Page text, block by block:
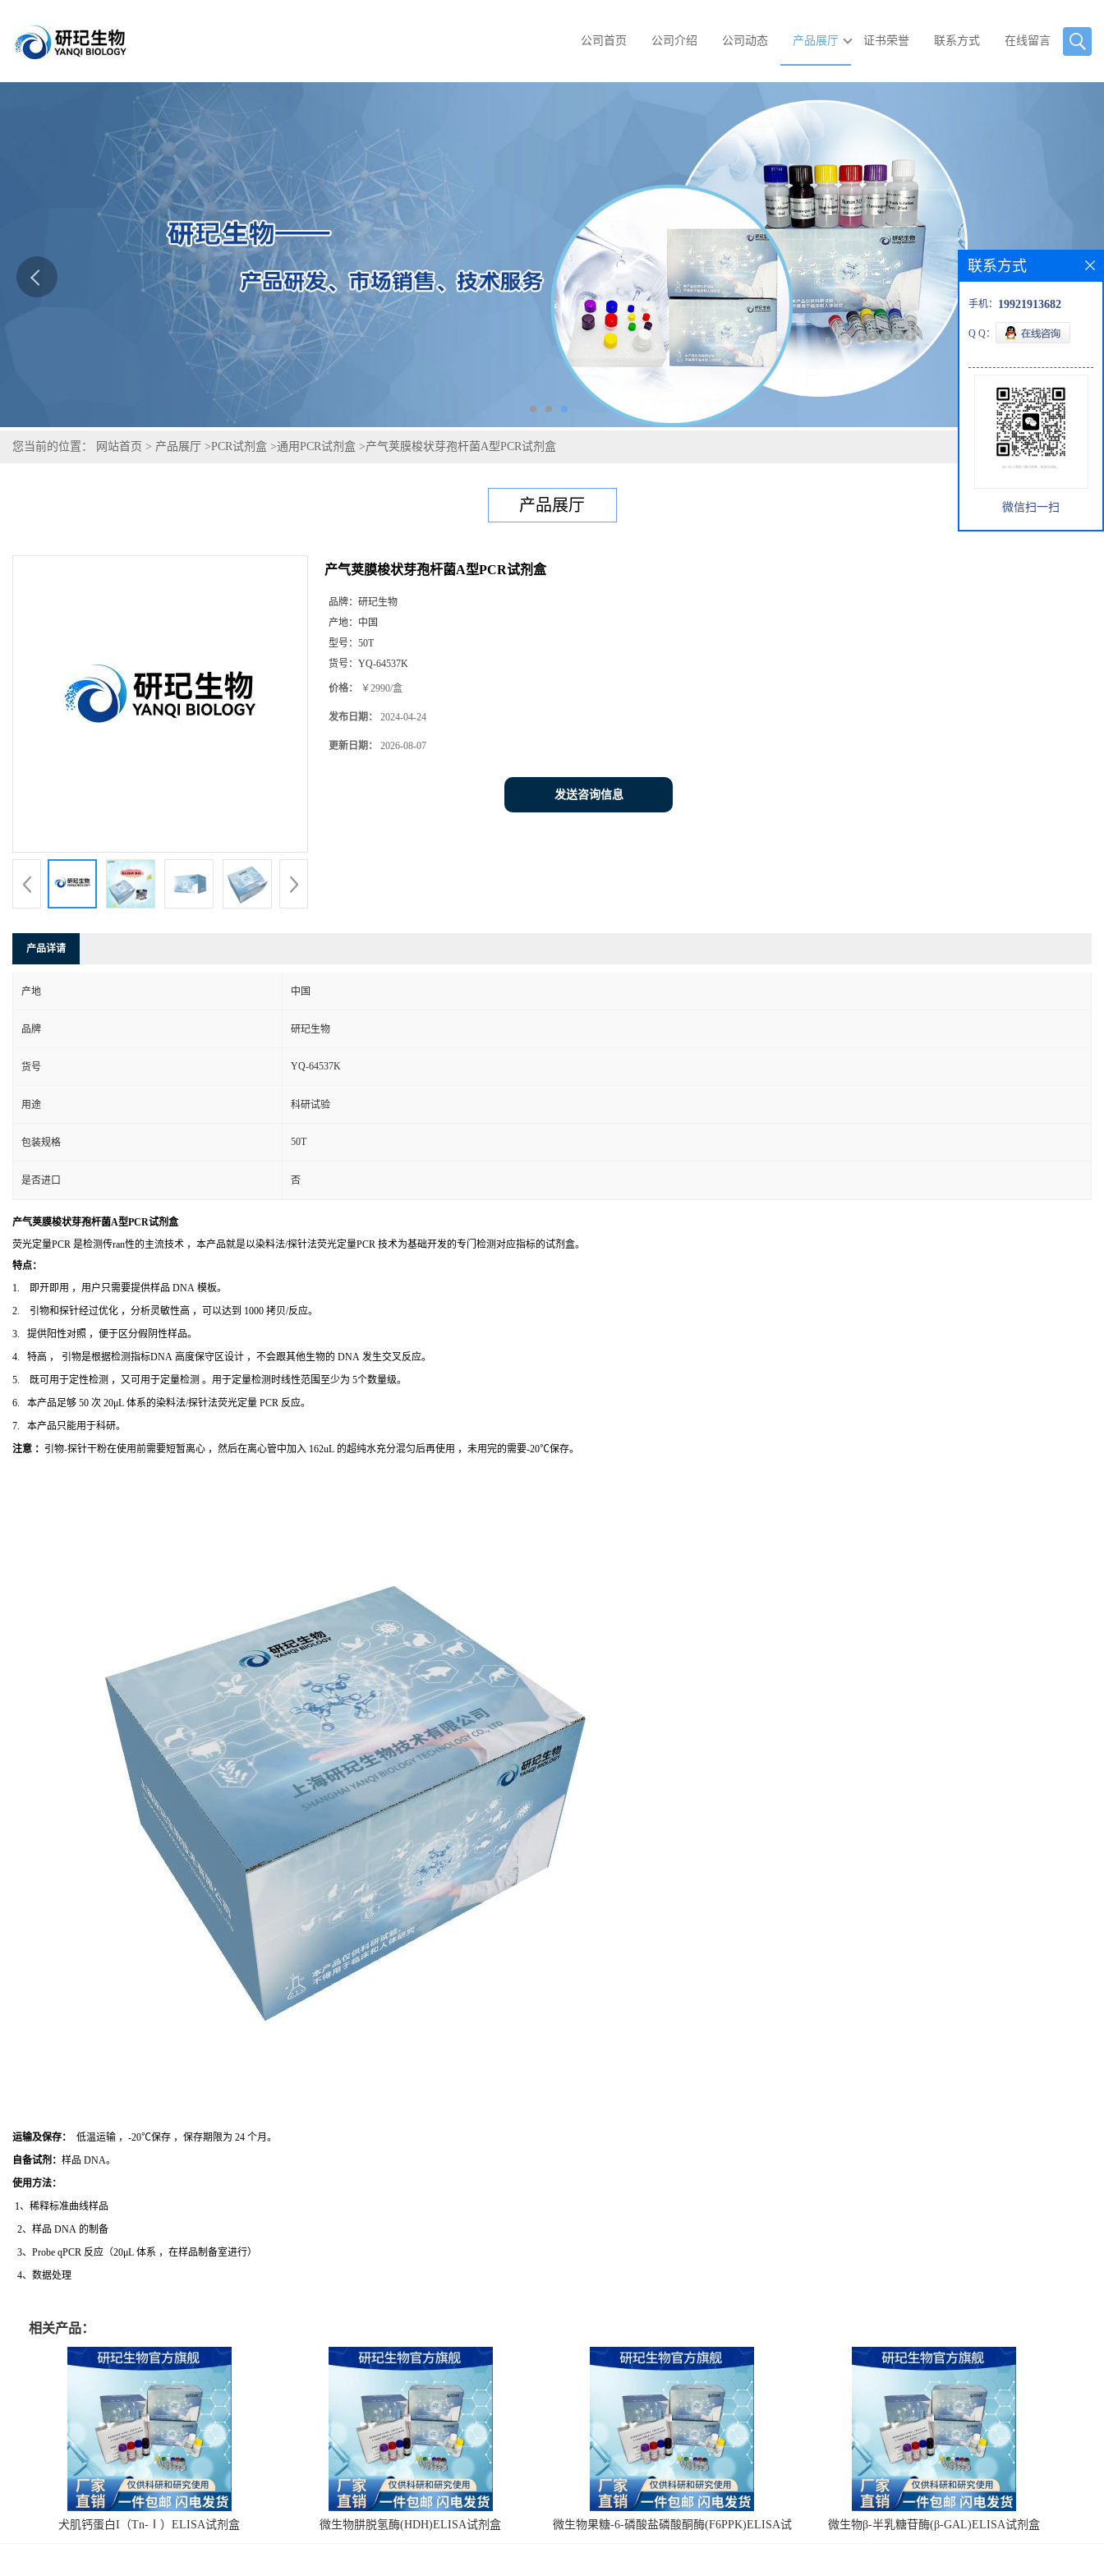
公司首页 公司介绍 公司动态 产品展厅 证书荣誉 联系方式 在线留言
您当前的位置： 网站首页 > 产品展厅 >PCR试剂盒 >通用PCR试剂盒 >产气荚膜梭状芽孢杆菌A型PCR试剂盒
产品展厅
产气荚膜梭状芽孢杆菌A型PCR试剂盒
品牌： 研玘生物
产地： 中国
型号： 50T
货号： YQ-64537K
价格： ￥2990/盒
发布日期： 2024-04-24
更新日期： 2026-08-07
发送咨询信息
产品详请
产地 中国
品牌 研玘生物
货号 YQ-64537K
用途 科研试验
包装规格 50T
是否进口 否
产气荚膜梭状芽孢杆菌A型PCR试剂盒
荧光定量PCR 是检测传ran性的主流技术 ，本产品就是以染料法/探针法荧光定量PCR 技术为基础开发的专门检测对应指标的试剂盒。
特点：
1. 即开即用 ，用户只需要提供样品 DNA 模板。
2. 引物和探针经过优化 ，分析灵敏性高 ，可以达到 1000 拷贝/反应。
3. 提供阳性对照 ，便于区分假阴性样品。
4. 特高 ， 引物是根据检测指标DNA 高度保守区设计 ，不会跟其他生物的 DNA 发生交叉反应。
5. 既可用于定性检测 ，又可用于定量检测 。用于定量检测时线性范围至少为 5个数量级。
6. 本产品足够 50 次 20μL 体系的染料法/探针法荧光定量 PCR 反应。
7. 本产品只能用于科研。
注意 ： 引物-探针干粉在使用前需要短暂离心 ，然后在离心管中加入 162uL 的超纯水充分混匀后再使用 ，未用完的需要-20℃保存。
运输及保存：
低温运输 ，-20℃保存 ，保存期限为 24 个月。
自备试剂： 样品 DNA。
使用方法：
1、稀释标准曲线样品
2、样品 DNA 的制备
3、Probe qPCR 反应（20μL 体系 ，在样品制备室进行）
4、数据处理
相关产品：
犬肌钙蛋白I（Tn-Ⅰ）ELISA试剂盒 微生物肼脱氢酶(HDH)ELISA试剂盒
微生物果糖-6-磷酸盐磷酸酮酶(F6PPK)ELISA试
微生物β-半乳糖苷酶(β-GAL)ELISA试剂盒
联系方式
手机： 19921913682
Q Q：
微信扫一扫